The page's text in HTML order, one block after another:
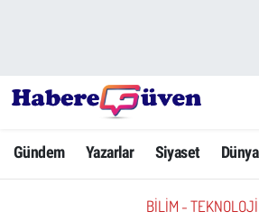
Gündem Yazarlar Siyaset Dünya
BILIM - TEKNOLOJI
Yazarlar
Dünya
Hava Durumu
Trafik Durumu
Süper Lig Puan Durumu ve Fikstür